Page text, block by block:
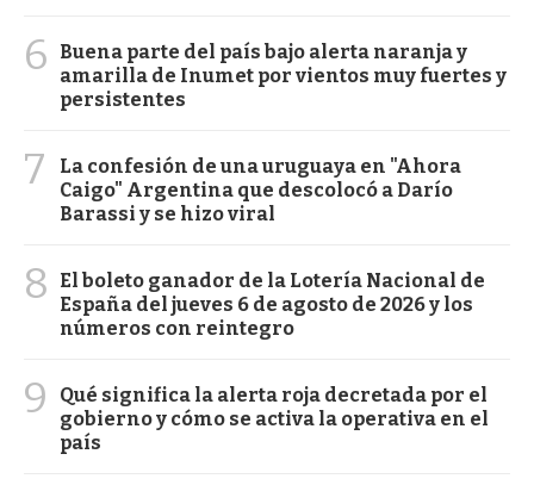
6
Buena parte del país bajo alerta naranja y
amarilla de Inumet por vientos muy fuertes y
persistentes
7
La confesión de una uruguaya en "Ahora
Caigo" Argentina que descolocó a Darío
Barassi y se hizo viral
8
El boleto ganador de la Lotería Nacional de
España del jueves 6 de agosto de 2026 y los
números con reintegro
9
Qué significa la alerta roja decretada por el
gobierno y cómo se activa la operativa en el
país